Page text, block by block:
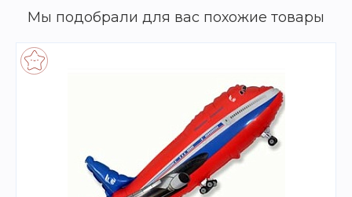
Мы подобрали для вас похожие товары